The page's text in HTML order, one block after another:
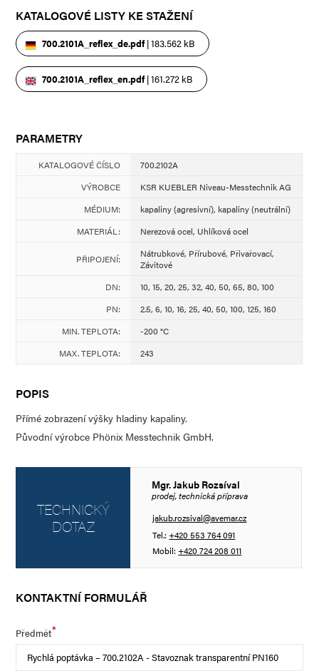
KATALOGOVÉ LISTY KE STAŽENÍ
700.2101A_reflex_de.pdf| 183.562 kB
700.2101A_reflex_en.pdf| 161.272 kB
PARAMETRY
KATALOGOVÉ ČÍSLO
700.2102A
VÝROBCE
KSR KUEBLER Niveau-Messtechnik AG
MÉDIUM:
kapaliny (agresivní), kapaliny (neutrální)
MATERIÁL:
Nerezová ocel, Uhlíková ocel
PŘIPOJENÍ:
Nátrubkové, Přírubové, Přivařovací,
Závitové
DN:
10, 15, 20, 25, 32, 40, 50, 65, 80, 100
PN:
2.5, 6, 10, 16, 25, 40, 50, 100, 125, 160
MIN. TEPLOTA:
-200 °C
MAX. TEPLOTA:
243
POPIS
Přímé zobrazení výšky hladiny kapaliny.
Původní výrobce Phönix Messtechnik GmbH.
TECHNICKÝ
DOTAZ
Mgr. Jakub Rozsíval
prodej, technická příprava
jakub.rozsival@avemar.cz
Tel.:+420 553 764 091
Mobil:+420 724 208 011
KONTAKTNÍ FORMULÁŘ
Předmět*